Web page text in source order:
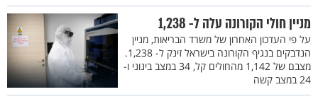
מניין חולי הקורונה עלה ל- 1,238
על פי העדכון האחרון של משרד הבריאות, מניין
הנדבקים בנגיף הקורונה בישראל זינק ל- 1,238.
מצבם של 1,142 מהחולים קל, 34 במצב בינוני ו-
24 במצב קשה